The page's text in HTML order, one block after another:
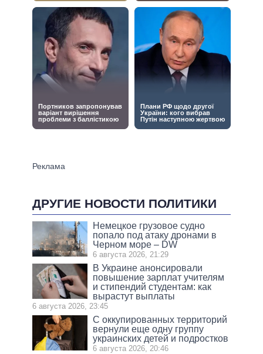
ДРУГИЕ НОВОСТИ ПОЛИТИКИ
Немецкое грузовое судно
попало под атаку дронами в
Черном море – DW
6 августа 2026, 21:29
В Украине анонсировали
повышение зарплат учителям
и стипендий студентам: как
вырастут выплаты
6 августа 2026, 23:45
С оккупированных территорий
вернули еще одну группу
украинских детей и подростков
6 августа 2026, 20:46